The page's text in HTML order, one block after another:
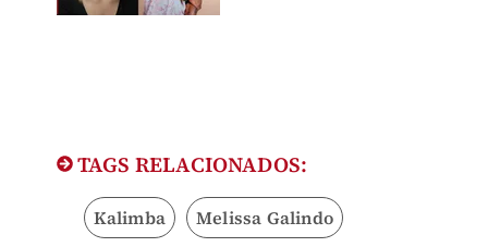
TAGS RELACIONADOS:
Kalimba Melissa Galindo